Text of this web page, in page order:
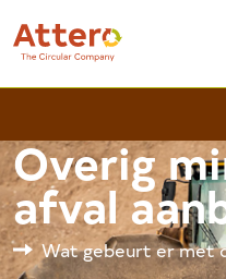
Overig
afval
Wat gebeurt er met